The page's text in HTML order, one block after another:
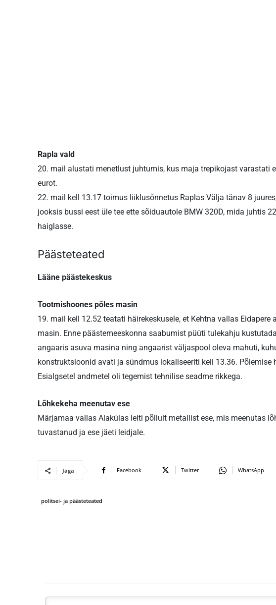
Rapla vald
20. mail alustati menetlust juhtumis, kus maja trepikojast varastati
eurot.
22. mail kell 13.17 toimus liiklusõnnetus Raplas Välja tänav 8
jooksis bussi eest üle tee ette sõiduautole BMW 320D, mida juhtis
haiglasse.
Päästeteated
Lääne päästekeskus
Tootmishoones põles masin
19. mail kell 12.52 teatati häirekeskusele, et Kehtna vallas
masin. Enne päästemeeskonna saabumist püüti tulekahju
angaaris asuva masina ning angaarist väljaspool oleva mahuti,
konstruktsioonid avati ja sündmus lokaliseeriti kell 13.36. Põlemise
Esialgsetel andmetel oli tegemist tehnilise seadme rikkega.
Lõhkekeha meenutav ese
Märjamaa vallas Alakülas leiti põllult metallist ese, mis meenutas
tuvastanud ja ese jäeti leidjale.
Jaga Facebook Twitter WhatsApp
politsei- ja päästeteated